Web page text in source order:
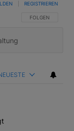
FOLGE DIESER
FOLGEN
REGISTRIEREN